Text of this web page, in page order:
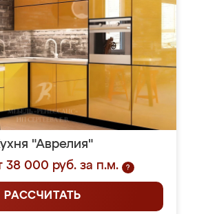
"Аврелия"
38 000 руб. за п.м.
?
РАССЧИТАТЬ